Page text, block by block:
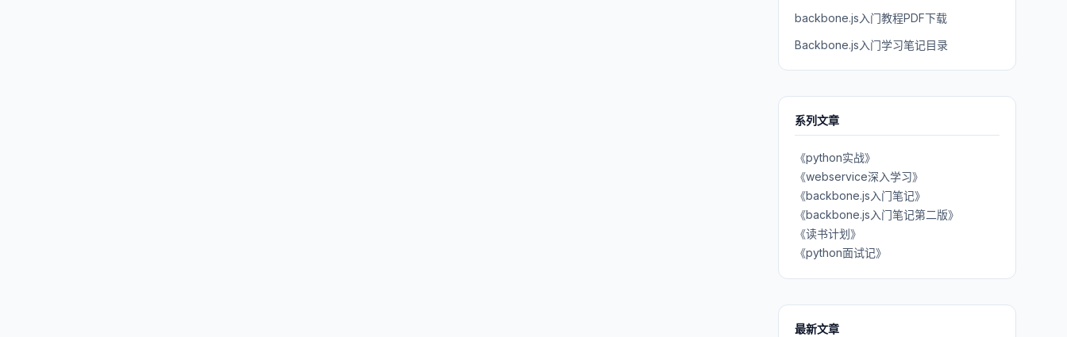
backbone.js入门教程PDF下载
Backbone.js入门学习笔记目录
系列文章
《python实战》
《webservice深入学习》
《backbone.js入门笔记》
《backbone.js入门笔记第二版》
《读书计划》
《python面试记》
最新文章